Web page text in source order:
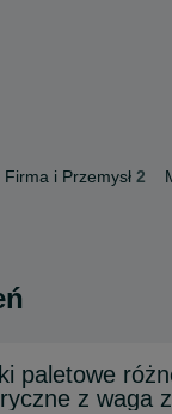
Firma i Przemysł 2
paletowe
z waga